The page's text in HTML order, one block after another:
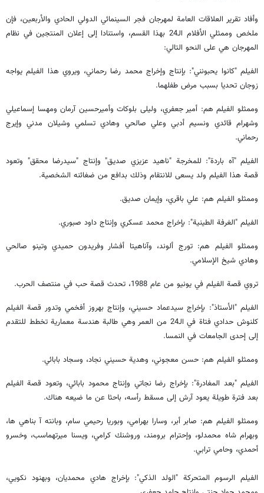
وأفاد تقرير العلاقات العامة لمهرجان فجر السينمائي الدولي الحادي والأربعين، فإن
ملخص وممثلي الأفلام الـ24 بهذا القسم، واستنادا إلى إعلان المنتجين في نظام
المهرجان هي على النحو التالي:
الفيلم "کانوا یحبونني": بإنتاج وإخراج محمد رضا رحماني، ويروي هذا الفيلم يواجه
زوجان تحديا بسبب مرض طفلهما.
وممثلو الفیلم هم: أمير جعفري، وليلى بلوكات وأميرحسين آرمان ومهسا إسماعيلي
وشهرام قائدي ونسيم أدبي وعلي صالحي وهادي تسلمي وشيلان مدني وإيرج
رحماني.
الفيلم "آه باردة": للمخرجة "ناهيد عزيزي صديق" وإنتاج "سيدرضا محقق" وتعود
قصة هذا الفيلم ولد يسعى للانتقام وذلك بدافع من ضغائنه الشخصية.
وممثلو الفيلم هم: علي باقري، وإيمان صديق.
الفيلم "الغرفة الطينية": بإخراج محمد عسكري وإنتاج داود صبوري.
وممثلو الفيلم هم: تورج ألوند، وآناهيتا أفشار وفريدون حميدي وتينو صالحي
وهادي شيخ الإسلامي.
تروي قصة الفيلم في يونيو من عام 1988، تحدث قصة حب في منتصف الحرب.
الفيلم "الأستاذ": بإخراج سيدعماد حسيني، وإنتاج بهروز أفخمي وتدور قصة الفيلم
كلنوش حدادي فتاة في الـ24 من العمر وهي طالبة هندسة معمارية تخطط للتقدم
إلى إحدى الجامعات في النمسا.
وممثلو الفیلم هم: حسن معجوني، وهدية حسيني نجاد، وسجاد بابائي.
الفيلم "بعد المغادرة": بإخراج رضا نجاتي وإنتاج محمود بابائي، وتعود قصة الفيلم
بعد فترة طويلة يعود آرش إلى مسقط رأسه، باحثا عن ما ضيعه هناك.
وممثلو الفیلم هم: صابر أبر، وسارا بهرامي، وبوريا رحيمي سام، وبانته آ بناهي ها،
وبهرام شاه محمدلو، وإحترام برومند، وروشنك كرامي، ويسنا ميرتهماسب، وخسرو
أحمدي، وحامي ترابي.
الفيلم الرسوم المتحركة "الولد الذكي": بإخراج هادي محمديان، وبهنود نكويي،